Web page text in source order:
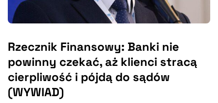
Rzecznik Finansowy: Banki nie
powinny czekać, aż klienci stracą
cierpliwość i pójdą do sądów
(WYWIAD)